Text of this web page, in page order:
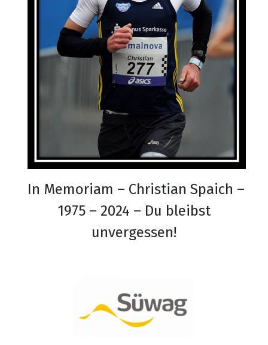
In Memoriam – Christian Spaich –
1975 – 2024 – Du bleibst
unvergessen!